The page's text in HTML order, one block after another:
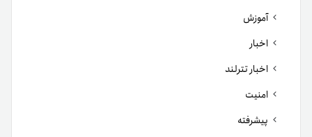
آموزش
اخبار
اخبار تترلند
امنیت
پیشرفته